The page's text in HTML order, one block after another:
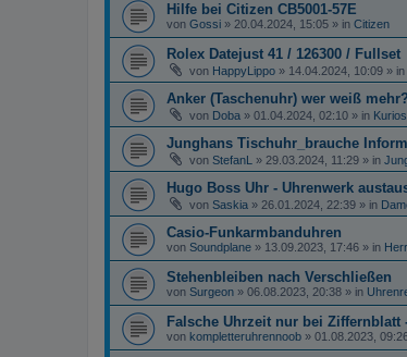
Hilfe bei Citizen CB5001-57E
von Gossi » 20.04.2024, 15:05 » in Citizen
Rolex Datejust 41 / 126300 / Fullset
von HappyLippo » 14.04.2024, 10:09 » in
Anker (Taschenuhr) wer weiß
von Doba » 01.04.2024, 02:10 » in
Junghans Tischuhr_brauche
von StefanL » 29.03.2024, 11:29 » in
Hugo Boss Uhr - Uhrenwerk
von Saskia » 26.01.2024, 22:39 » in
Casio-Funkarmbanduhren
von Soundplane » 13.09.2023, 17:46 » in
Stehenbleiben nach Verschließen
von Surgeon » 06.08.2023, 20:38 » in
Falsche Uhrzeit nur bei Ziffernblatt
von kompletteruhrennoob » 01.08.2023,